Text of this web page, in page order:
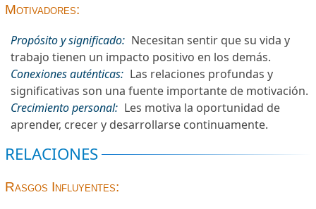
Motivadores:
Propósito y significado: Necesitan sentir que su vida y
trabajo tienen un impacto positivo en los demás.
Conexiones auténticas: Las relaciones profundas y
significativas son una fuente importante de motivación.
Crecimiento personal: Les motiva la oportunidad de
aprender, crecer y desarrollarse continuamente.
RELACIONES
Rasgos Influyentes: